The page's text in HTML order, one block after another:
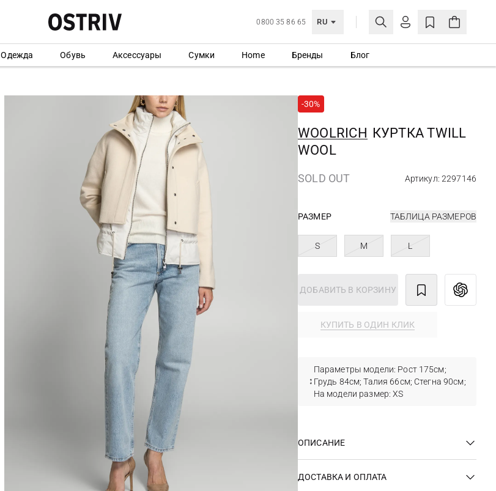
0800 35 86 65 RU
ЛИЧНЫЙ КАБИНЕТ
СОЗДАТЬ УЧЕТНУЮ ЗАПИСЬ
Одежда Обувь Аксессуары Сумки Home Бренды Блог
-30%
WOOLRICH КУРТКА TWILL
WOOL
SOLD OUT Артикул: 2297146
РАЗМЕР ТАБЛИЦА РАЗМЕРОВ
S M L
ДОБАВИТЬ В КОРЗИНУ
КУПИТЬ В ОДИН КЛИК
Параметры модели: Рост 175см;
Грудь 84см; Талия 66см; Стегна 90см;
На модели размер: XS
ОПИСАНИЕ
ДОСТАВКА И ОПЛАТА